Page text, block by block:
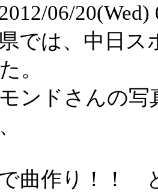
06/
では、中日ス
。
ンドさんの
曲作り！！